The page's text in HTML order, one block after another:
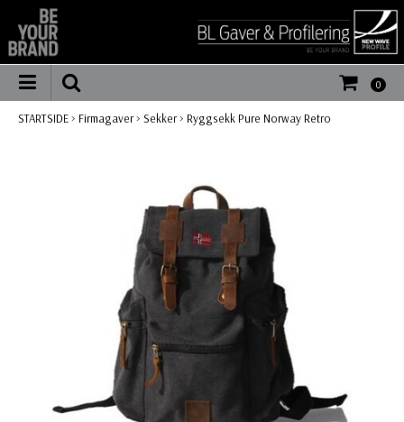
0
STARTSIDE> Firmagaver> Sekker> Ryggsekk Pure Norway Retro